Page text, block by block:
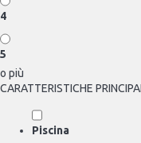
4
5
o più
CARATTERISTICHE
Piscina